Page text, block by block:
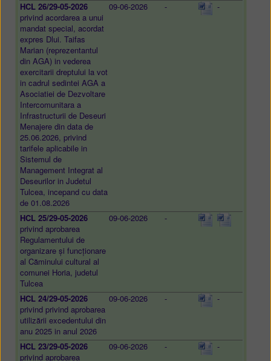
HCL 26/29-05-2026
privind acordarea a unui
mandat special, acordat
expres Dlui. Taifas
Marian (reprezentantul
din AGA) in vederea
exercitarii dreptului la vot
in cadrul sedintei AGA a
Asociatiei de Dezvoltare
Intercomunitara a
Infrastructurii de Deseuri
Menajere din data de
25.06.2026, privind
tarifele aplicabile in
Sistemul de
Management Integrat al
Deseurilor in Judetul
Tulcea, incepand cu data
de 01.08.2026
09-06-2026 - -
HCL 25/29-05-2026
privind aprobarea
Regulamentului de
organizare și funcționare
al Căminului cultural al
comunei Horia, judetul
Tulcea
09-06-2026 -
HCL 24/29-05-2026
privind privind aprobarea
utilizării excedentului din
anu 2025 in anul 2026
09-06-2026 - -
HCL 23/29-05-2026
privind aprobarea
09-06-2026 - -